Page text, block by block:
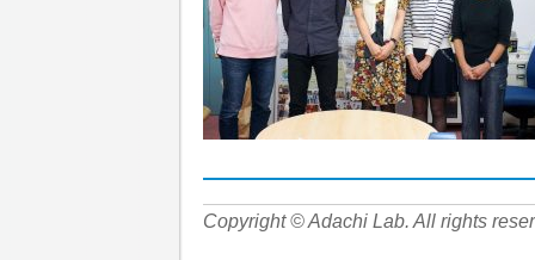
Copyright © Adachi Lab. All rights